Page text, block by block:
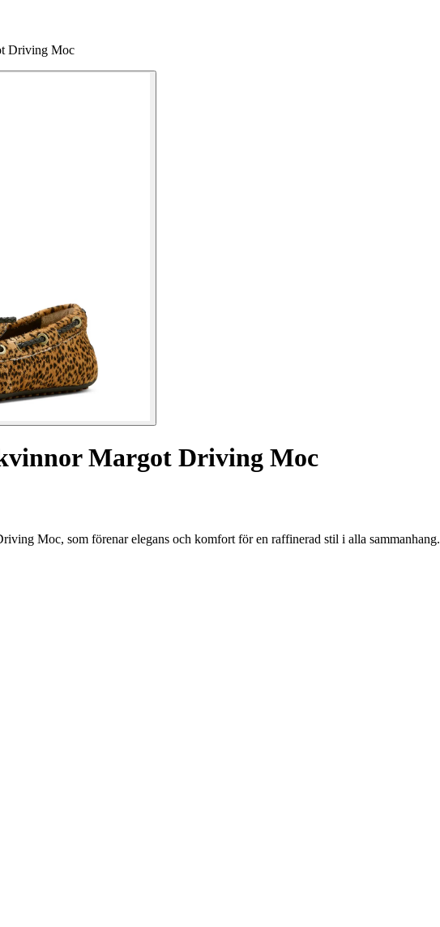
Driving Moc
Margot Driving Moc
Moc, som förenar elegans och komfort för en raffinerad stil i alla sammanhang.